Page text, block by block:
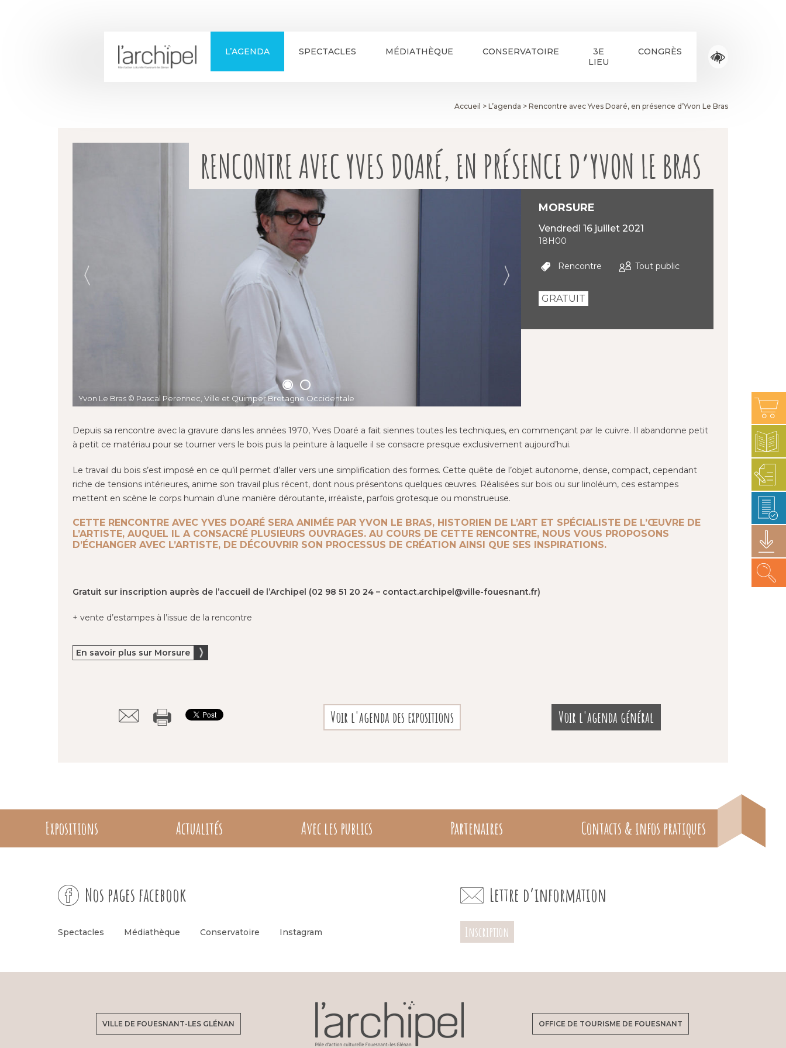
L’AGENDA SPECTACLES MÉDIATHÈQUE CONSERVATOIRE
3E
LIEU
CONGRÈS
Accueil > L’agenda > Rencontre avec Yves Doaré, en présence d’Yvon Le Bras
RENCONTRE AVEC YVES DOARÉ, EN PRÉSENCE D’YVON LE BRAS
Yvon Le Bras © Pascal Perennec, Ville et Quimper Bretagne Occidentale
© Yves Doaré, Caïn, lino 28x28, 2021
MORSURE
vendredi 16 juillet 2021
18H00
Rencontre Tout public
GRATUIT
Depuis sa rencontre avec la gravure dans les années 1970, Yves Doaré a fait siennes toutes les techniques, en commençant par le cuivre. Il abandonne petit
à petit ce matériau pour se tourner vers le bois puis la peinture à laquelle il se consacre presque exclusivement aujourd’hui.
Le travail du bois s’est imposé en ce qu’il permet d’aller vers une simplification des formes. Cette quête de l’objet autonome, dense, compact, cependant
riche de tensions intérieures, anime son travail plus récent, dont nous présentons quelques œuvres. Réalisées sur bois ou sur linoléum, ces estampes
mettent en scène le corps humain d’une manière déroutante, irréaliste, parfois grotesque ou monstrueuse.
CETTE RENCONTRE AVEC YVES DOARÉ SERA ANIMÉE PAR YVON LE BRAS, HISTORIEN DE L’ART ET SPÉCIALISTE DE L’ŒUVRE DE
L’ARTISTE, AUQUEL IL A CONSACRÉ PLUSIEURS OUVRAGES. AU COURS DE CETTE RENCONTRE, NOUS VOUS PROPOSONS
D’ÉCHANGER AVEC L’ARTISTE, DE DÉCOUVRIR SON PROCESSUS DE CRÉATION AINSI QUE SES INSPIRATIONS.
Gratuit sur inscription auprès de l’accueil de l’Archipel (02 98 51 20 24 – contact.archipel@ville-fouesnant.fr)
+ vente d’estampes à l’issue de la rencontre
En savoir plus sur Morsure
Voir l'agenda des expositions Voir l'agenda général
Expositions Actualités Avec les publics Partenaires Contacts & infos pratiques
Nos pages facebook
Spectacles Médiathèque Conservatoire Instagram
Lettre d’information
Inscription
VILLE DE FOUESNANT-LES GLÉNAN OFFICE DE TOURISME DE FOUESNANT